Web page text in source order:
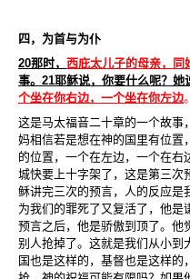
四，为首与为仆
20那时， 西庇太儿子的母亲，同
事。 21耶稣说，你要什么呢？她
个坐在你右边，一个坐在你左边。
这是马太福音二十章的一个故事
妈相信若是想在神的国里有位置
的位置，一个在左边，一个在
城快要上十字架了，这是第三次
稣讲完三次的预言，人的反应是
为我们的罪死了又复活了，他是
预言之后，他是骄傲到顶了。他
别人抢掉了。这就是我们从小到
国也是这样的，基督也是这样